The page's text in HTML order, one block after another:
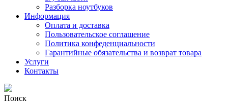
Разборка ноутбуков
Информация
Оплата и доставка
Пользовательское соглашение
Политика конфеденциальности
Гарантийные обязательства и возврат товара
Услуги
Контакты
Поиск